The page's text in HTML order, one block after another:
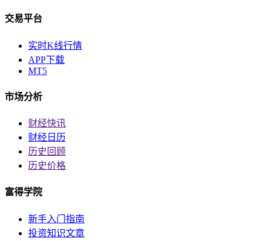
交易平台
实时K线行情
APP下载
MT5
市场分析
财经快讯
财经日历
历史回顾
历史价格
富得学院
新手入门指南
投资知识文章